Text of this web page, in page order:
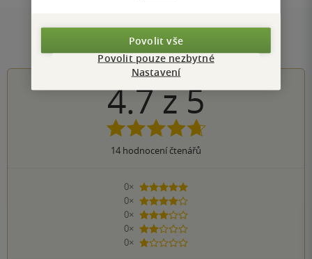
Hodnocení a recenze čtenářů
4.7z5
14 hodnocení čtenářů
0×
5 hvězdiček
0×
4 hvězdičky
0×
3 hvězdičky
0×
2 hvězdičky
0×
1 hvezdička
Povolit vše
Povolit pouze nezbytné
Nastavení